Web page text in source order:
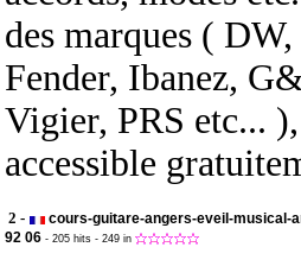
des marques (
Fender, Ibanez,
Vigier, PRS etc...
accessible
2 -
cours-guitare-angers-eveil-musical-
92 06 - 205 hits - 249 in